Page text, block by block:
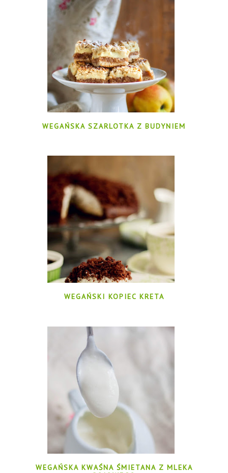
WEGAŃSKA SZARLOTKA Z BUDYNIEM
WEGAŃSKI KOPIEC KRETA
WEGAŃSKA KWAŚNA ŚMIETANA Z MLEKA